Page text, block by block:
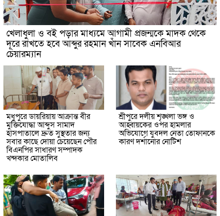
খেলাধুলা ও বই পড়ার মাধ্যমে আগামী প্রজন্মকে মাদক থেকে
দূরে রাখতে হবে আব্দুর রহমান খাঁন সাবেক এনবিআর
চেয়ারম্যান
মধুপুরে ডায়রিয়ায় আক্রান্ত বীর
মুক্তিযোদ্ধা আব্দুস সামাদ
হাসপাতালে দ্রুত সুস্থতার জন্য
সবার কাছে দোয়া চেয়েছেন পৌর
বিএনপির সাধারণ সম্পাদক
খন্দকার মোতালিব
শ্রীপুরে দলীয় শৃঙ্খলা ভঙ্গ ও
আহ্বায়কের ওপর হামলার
অভিযোগে যুবদল নেতা তোফানকে
কারণ দর্শানোর নোটিশ